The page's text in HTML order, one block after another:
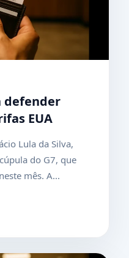
defender
EUA
Lula da Silva,
do G7, que
mês. A...